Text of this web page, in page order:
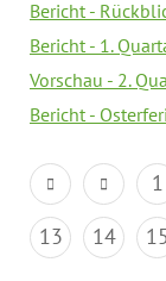
Bericht -
Bericht - 1.
Vorschau - 2.
Bericht -
1
13
14 15